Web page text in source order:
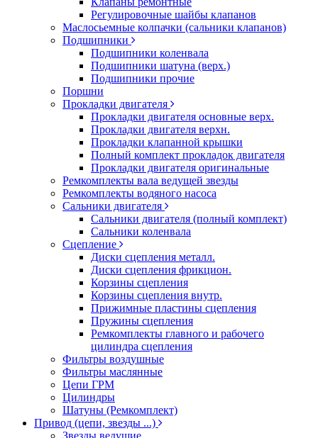
Регулировочные шайбы клапанов
Маслосьемные колпачки (сальники клапанов)
Подшипники
Подшипники коленвала
Подшипники шатуна (верх.)
Подшипники прочие
Поршни
Прокладки двигателя
Прокладки двигателя основные верх.
Прокладки двигателя верхн.
Прокладки клапанной крышки
Полный комплект прокладок двигателя
Прокладки двигателя оригинальные
Ремкомплекты вала ведущей звезды
Ремкомплекты водяного насоса
Сальники двигателя
Сальники двигателя (полный комплект)
Сальники коленвала
Сцепление
Диски сцепления металл.
Диски сцепления фрикцион.
Корзины сцепления
Корзины сцепления внутр.
Прижимные пластины сцепления
Пружины сцепления
Ремкомплекты главного и рабочего
цилиндра сцепления
Фильтры воздушные
Фильтры маслянные
Цепи ГРМ
Цилиндры
Шатуны (Ремкомплект)
Привод (цепи, звезды ...)
Звезды ведущие